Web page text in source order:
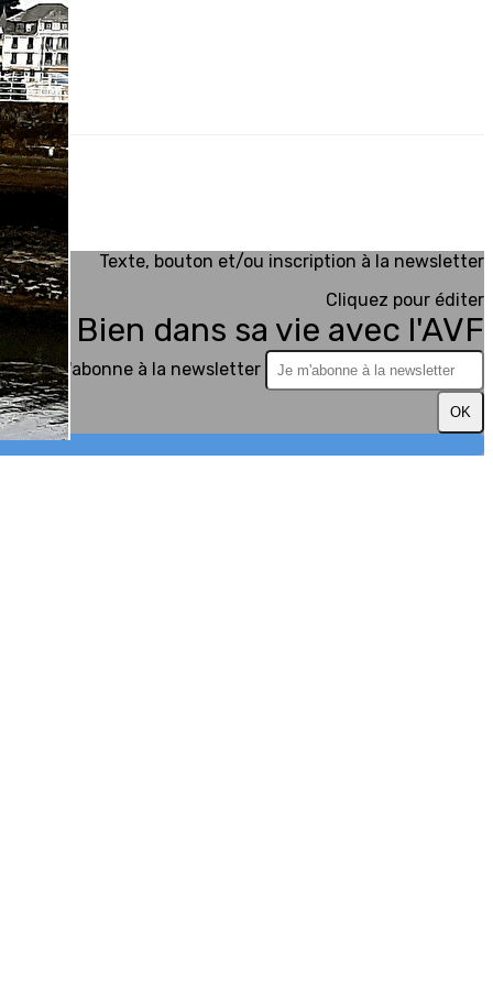
Texte, bouton et/ou inscription à la newsletter
Cliquez pour éditer
Bien dans sa vie avec l'AVF
Je m'abonne à la newsletter
OK